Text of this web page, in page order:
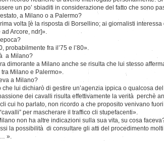
un po’ sbiaditi in considerazione del fatto che sono
a Milano o a Palermo?
volta [è la risposta di Borsellino; ai giornalisti interessa
Arcore, ndr]».
probabilmente fra il’75 e l’80».
a Milano?
dimorante a Milano anche se risulta che lui stesso
Milano e Palermo».
a Milano?
che lui dichiarò di gestire un’agenzia ippica o qualcosa
dei cavalli risulta effettivamente la verità perchè
cui ho parlato, non ricordo a che proposito venivano
per mascherare il traffico cli stupefacenti».
non ha altre indicazioni sulla sua vita, su cosa
la possibilità di consultare gli atti del procedimento
».